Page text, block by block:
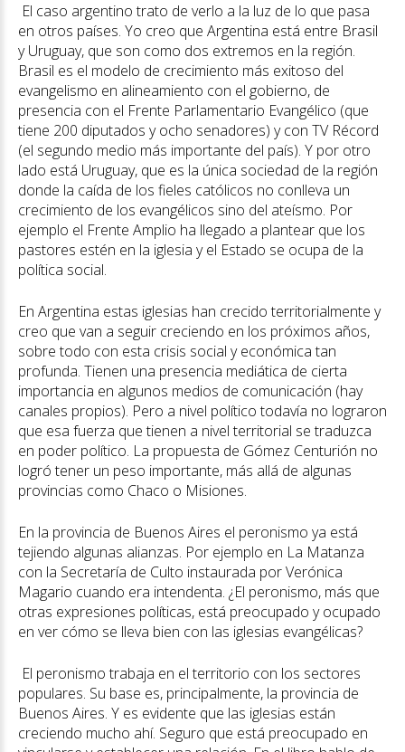
El caso argentino trato de verlo a la luz de lo que pasa
en otros países. Yo creo que Argentina está entre Brasil
y Uruguay, que son como dos extremos en la región.
Brasil es el modelo de crecimiento más exitoso del
evangelismo en alineamiento con el gobierno, de
presencia con el Frente Parlamentario Evangélico (que
tiene 200 diputados y ocho senadores) y con TV Récord
(el segundo medio más importante del país). Y por otro
lado está Uruguay, que es la única sociedad de la región
donde la caída de los fieles católicos no conlleva un
crecimiento de los evangélicos sino del ateísmo. Por
ejemplo el Frente Amplio ha llegado a plantear que los
pastores estén en la iglesia y el Estado se ocupa de la
política social.
En Argentina estas iglesias han crecido territorialmente y
creo que van a seguir creciendo en los próximos años,
sobre todo con esta crisis social y económica tan
profunda. Tienen una presencia mediática de cierta
importancia en algunos medios de comunicación (hay
canales propios). Pero a nivel político todavía no lograron
que esa fuerza que tienen a nivel territorial se traduzca
en poder político. La propuesta de Gómez Centurión no
logró tener un peso importante, más allá de algunas
provincias como Chaco o Misiones.
En la provincia de Buenos Aires el peronismo ya está
tejiendo algunas alianzas. Por ejemplo en La Matanza
con la Secretaría de Culto instaurada por Verónica
Magario cuando era intendenta. ¿El peronismo, más que
otras expresiones políticas, está preocupado y ocupado
en ver cómo se lleva bien con las iglesias evangélicas?
El peronismo trabaja en el territorio con los sectores
populares. Su base es, principalmente, la provincia de
Buenos Aires. Y es evidente que las iglesias están
creciendo mucho ahí. Seguro que está preocupado en